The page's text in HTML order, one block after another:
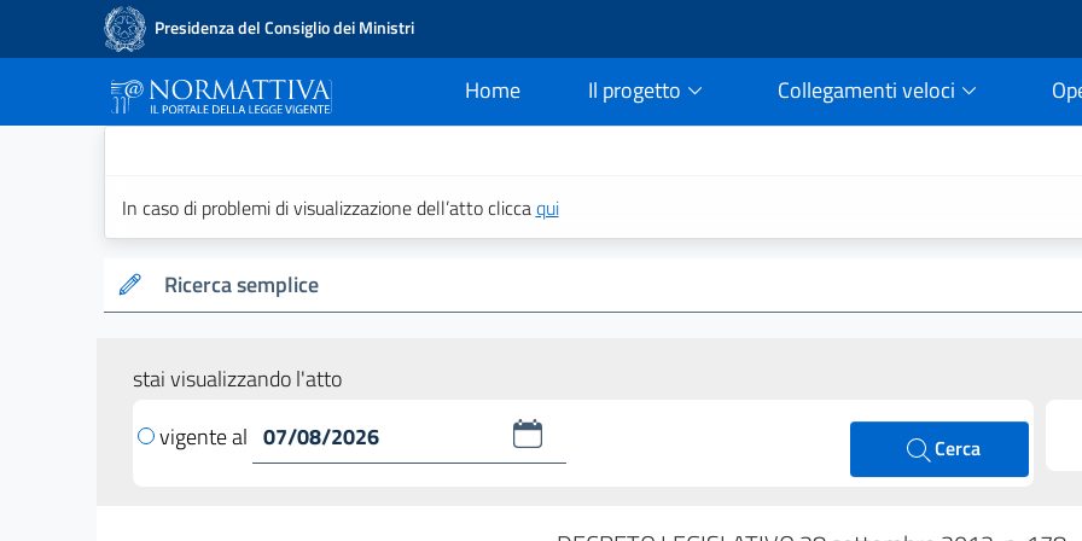
Presidenza del Consiglio dei Ministri
Home
current Il progetto Collegamenti veloci
In caso di problemi di visualizzazione dell’atto cliccaqui
Ricerca semplice
stai visualizzando l'atto
vigente al
Cerca